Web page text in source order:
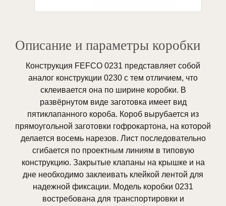
Описание и параметры коробки
Конструкция FEFCO 0231 представляет собой
аналог конструкции 0230 с тем отличием, что
склеивается она по ширине коробки. В
развёрнутом виде заготовка имеет вид
пятиклапанного короба. Короб вырубается из
прямоугольной заготовки гофрокартона, на которой
делается восемь нарезов. Лист последовательно
сгибается по проектным линиям в типовую
конструкцию. Закрытые клапаны на крышке и на
дне необходимо заклеивать клейкой лентой для
надежной фиксации. Модель коробки 0231
востребована для транспортировки и